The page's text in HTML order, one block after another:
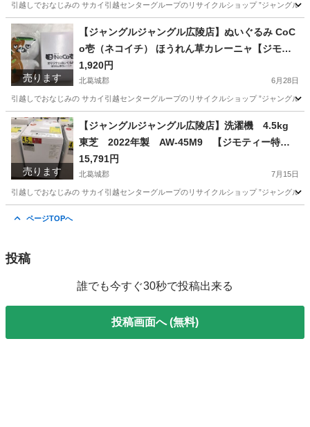
引越しでおなじみの サカイ引越センターグループのリサイクルショップ ”ジャングル
奈良 北葛城郡 テレビゲーム ニンテンドースイッチ
売ります
【ジャングルジャングル広陵店】ぬいぐるみ CoC
o壱（ネコイチ） ほうれん草カレーニャ【ジモテ
ィー特別価格！！】
1,920円
北葛城郡 6月28日
引越しでおなじみの サカイ引越センターグループのリサイクルショップ ”ジャングル
奈良 北葛城郡 その他 買取
売ります
【ジャングルジャングル広陵店】洗濯機 4.5kg
東芝 2022年製 AW-45M9 【ジモティー特別
価格】
15,791円
北葛城郡 7月15日
引越しでおなじみの サカイ引越センターグループのリサイクルショップ ”ジャングル
ページTOPへ
投稿
誰でも今すぐ30秒で投稿出来る
投稿画面へ (無料)